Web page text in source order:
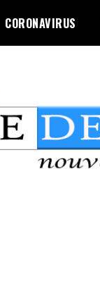
CORONAVIRUS